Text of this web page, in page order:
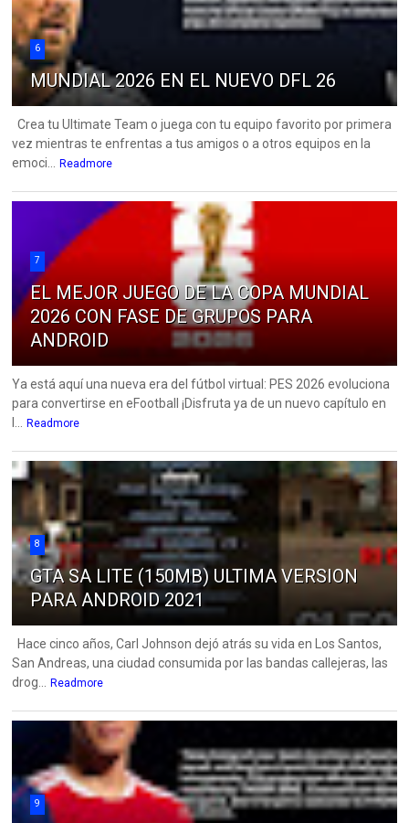
6
MUNDIAL 2026 EN EL NUEVO DFL 26
Crea tu Ultimate Team o juega con tu equipo favorito por primera
vez mientras te enfrentas a tus amigos o a otros equipos en la
emoci...
Readmore
7
EL MEJOR JUEGO DE LA COPA MUNDIAL
2026 CON FASE DE GRUPOS PARA
ANDROID
Ya está aquí una nueva era del fútbol virtual: PES 2026 evoluciona
para convertirse en eFootball ¡Disfruta ya de un nuevo capítulo en
Readmore
8
GTA SA LITE (150MB) ULTIMA VERSION
PARA ANDROID 2021
Hace cinco años, Carl Johnson dejó atrás su vida en Los Santos,
San Andreas, una ciudad consumida por las bandas callejeras, las
drog...
Readmore
9